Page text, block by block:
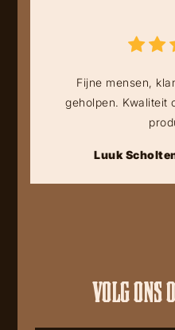
Fijne mensen,
geholpen. Kwaliteit
Luuk
VOLG ONS